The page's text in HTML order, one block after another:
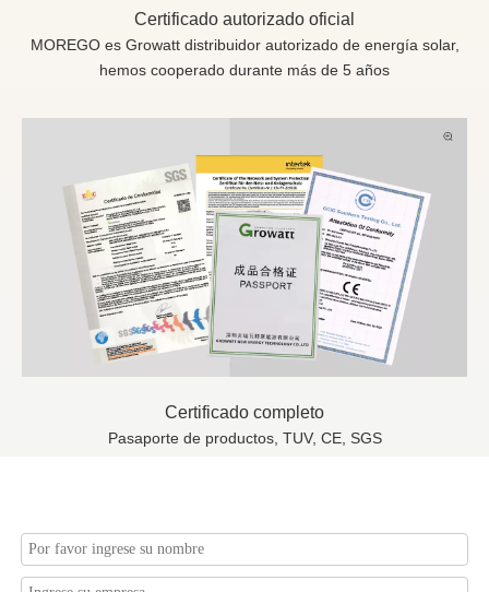
Certificado autorizado oficial
MOREGO es Growatt distribuidor autorizado de energía solar,
hemos cooperado durante más de 5 años
Certificado completo
Pasaporte de productos, TUV, CE, SGS